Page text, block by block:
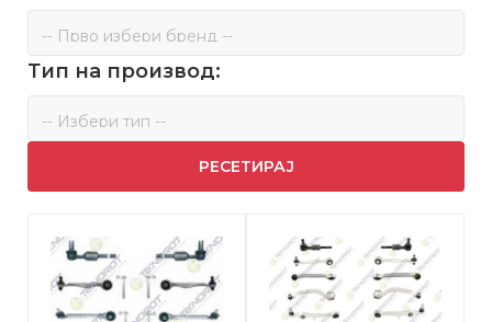
Тип на производ:
РЕСЕТИРАЈ